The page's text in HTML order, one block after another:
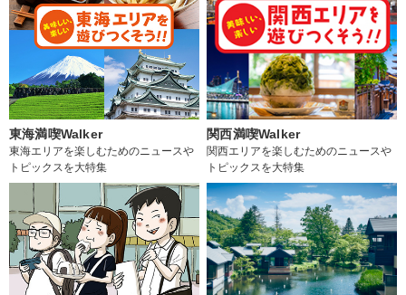
東海満喫Walker
東海エリアを楽しむためのニュースや
トピックスを大特集
関西満喫Walker
関西エリアを楽しむためのニュースや
トピックスを大特集